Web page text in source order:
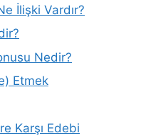
İlişki Vardır?
Nedir?
Etmek
Karşı Edebi